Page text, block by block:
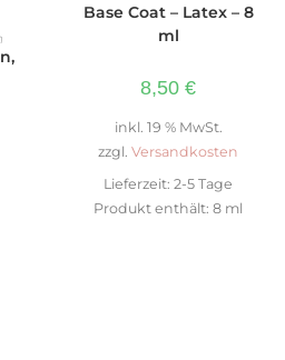
Base Coat – Latex – 8
ml
8,50 €
inkl. 19 % MwSt.
zzgl. Versandkosten
Lieferzeit: 2-5 Tage
Produkt enthält: 8 ml